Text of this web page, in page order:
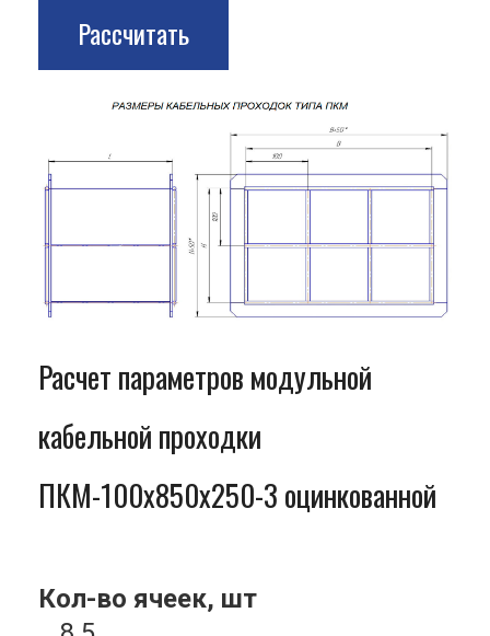
Рассчитать
Расчет параметров модульной
кабельной проходки
ПКМ-100x850x250-3 оцинкованной
Кол-во ячеек, шт